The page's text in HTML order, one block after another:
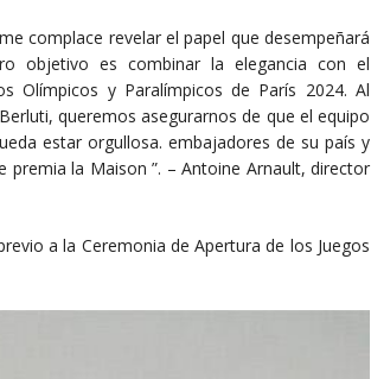
complace revelar el papel que desempeñará
objetivo es combinar la elegancia con el
Olímpicos y Paralímpicos de París 2024. Al
queremos asegurarnos de que el equipo
estar orgullosa. embajadores de su país y
la Maison ”. – Antoine Arnault, director
a la Ceremonia de Apertura de los Juegos